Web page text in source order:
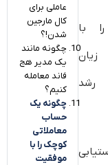
با
عاملی برای
کال مارجین
شدن!؟
چگونه مانند
یک مدیر هج
فاند معامله
کنیم؟
چگونه یک
حساب
معاملاتی
کوچک را با
موفقیت